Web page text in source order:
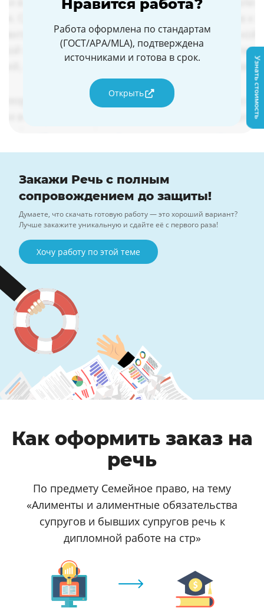
Нравится работа?
Работа оформлена по стандартам
(ГОСТ/APA/MLA), подтверждена
источниками и готова в срок.
Открыть
Закажи Речь с полным
сопровождением до защиты!
Думаете, что скачать готовую работу — это хороший вариант?
Лучше закажите уникальную и сдайте её с первого раза!
Хочу работу по этой теме
Как оформить заказ на
речь
По предмету Семейное право, на тему
«Алименты и алиментные обязательства
супругов и бывших супругов речь к
дипломной работе на стр»
Узнать стоимость